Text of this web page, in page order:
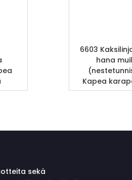
6603
hana
Kapea
sekä